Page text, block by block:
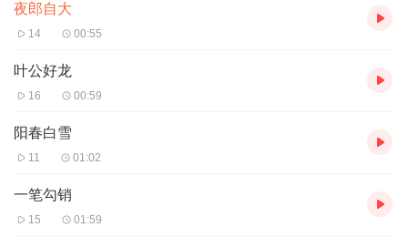
夜郎自大
14 00:55
叶公好龙
16 00:59
阳春白雪
11 01:02
一笔勾销
15 01:59